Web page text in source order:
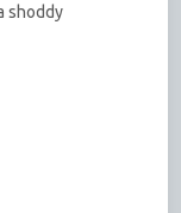
shoddy